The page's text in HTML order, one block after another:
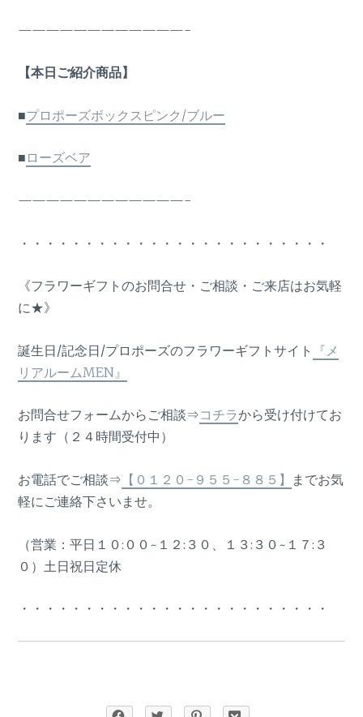
————————————-
【本日ご紹介商品】
■プロポーズボックスピンク/ブルー
■ ローズベア
————————————-
・・・・・・・・・・・・・・・・・・・・・・・・
《フラワーギフトのお問合せ・ご相談・ご来店はお気軽
に★》
誕生日/記念日/プロポーズのフラワーギフトサイト
『メ
リアルームMEN』
お問合せフォームからご相談⇒コチラから受け付けてお
ります（２４時間受付中）
お電話でご相談⇒ 【０１２０-９５５-８８５】
までお気
軽にご連絡下さいませ。
（営業：平日１０:００~１２:３０、１３:３０~１７:３
０）土日祝日定休
・・・・・・・・・・・・・・・・・・・・・・・・